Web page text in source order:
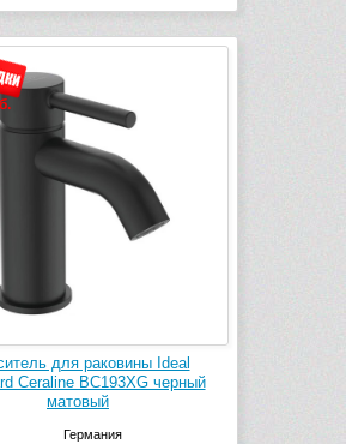
для раковины Ideal
Ceraline BC193XG черный
матовый
Германия